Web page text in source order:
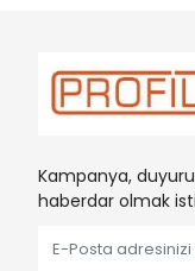
Kampanya,
haberdar olmak